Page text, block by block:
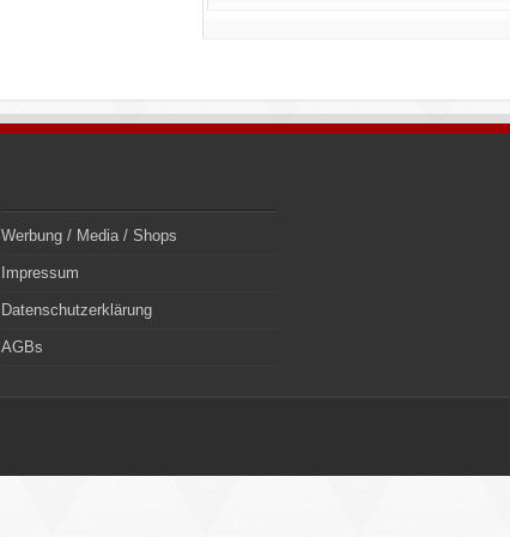
Werbung / Media / Shops
Impressum
Datenschutzerklärung
AGBs